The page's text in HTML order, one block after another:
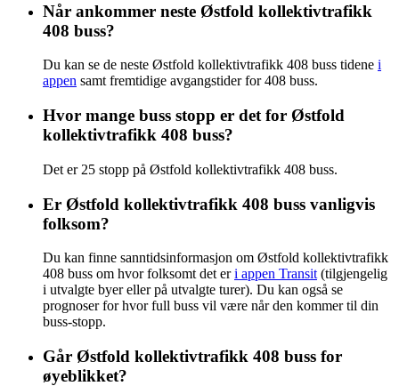
Når ankommer neste Østfold kollektivtrafikk
408 buss?
Du kan se de neste Østfold kollektivtrafikk 408 buss tidene i
appen samt fremtidige avgangstider for 408 buss.
Hvor mange buss stopp er det for Østfold
kollektivtrafikk 408 buss?
Det er 25 stopp på Østfold kollektivtrafikk 408 buss.
Er Østfold kollektivtrafikk 408 buss vanligvis
folksom?
Du kan finne sanntidsinformasjon om Østfold kollektivtrafikk
408 buss om hvor folksomt det eri appen Transit (tilgjengelig
i utvalgte byer eller på utvalgte turer). Du kan også se
prognoser for hvor full buss vil være når den kommer til din
buss-stopp.
Går Østfold kollektivtrafikk 408 buss for
øyeblikket?